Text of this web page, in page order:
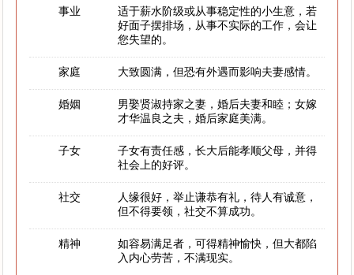
事业
适于薪水阶级或从事稳定性的小生意，若
好面子摆排场，从事不实际的工作，会让
您失望的。
家庭 大致圆满，但恐有外遇而影响夫妻感情。
婚姻
男娶贤淑持家之妻，婚后夫妻和睦；女嫁
才华温良之夫，婚后家庭美满。
子女
子女有责任感，长大后能孝顺父母，并得
社会上的好评。
社交
人缘很好，举止谦恭有礼，待人有诚意，
但不得要领，社交不算成功。
精神
如容易满足者，可得精神愉快，但大都陷
入内心劳苦，不满现实。